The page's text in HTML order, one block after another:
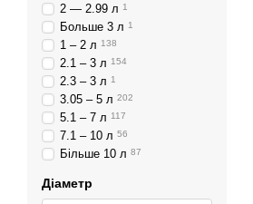
2 — 2.99 л 1
Больше 3 л 1
1 – 2 л 138
2.1 – 3 л 154
2.3 – 3 л 1
3.05 – 5 л 202
5.1 – 7 л 117
7.1 – 10 л 56
Більше 10 л 87
Діаметр